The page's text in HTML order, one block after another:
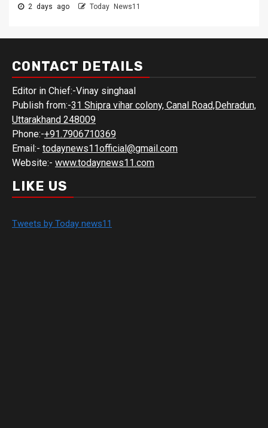
2 days ago Today News11
CONTACT DETAILS
Editor in Chief:-Vinay singhaal
Publish from:-31 Shipra vihar colony, Canal Road,Dehradun,
Uttarakhand 248009
Phone:-+91.7906710369
Email:- todaynews11official@gmail.com
Website:- www.todaynews11.com
LIKE US
Tweets by Today news11